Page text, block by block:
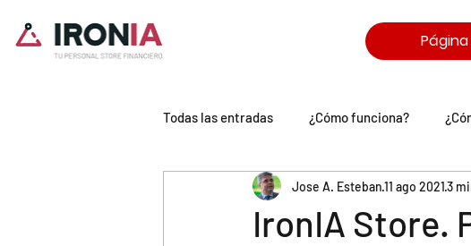
Todas las entradas ¿Cómo funciona?
Tecnología IronIA Universo Parasitrón
IronIA Store.
Jose A. Esteban11 ago 20213